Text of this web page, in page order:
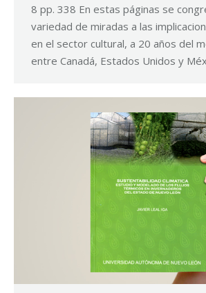
8 pp. 338 En estas páginas se
variedad de miradas a las
en el sector cultural, a 20 años del
entre Canadá, Estados Unidos y